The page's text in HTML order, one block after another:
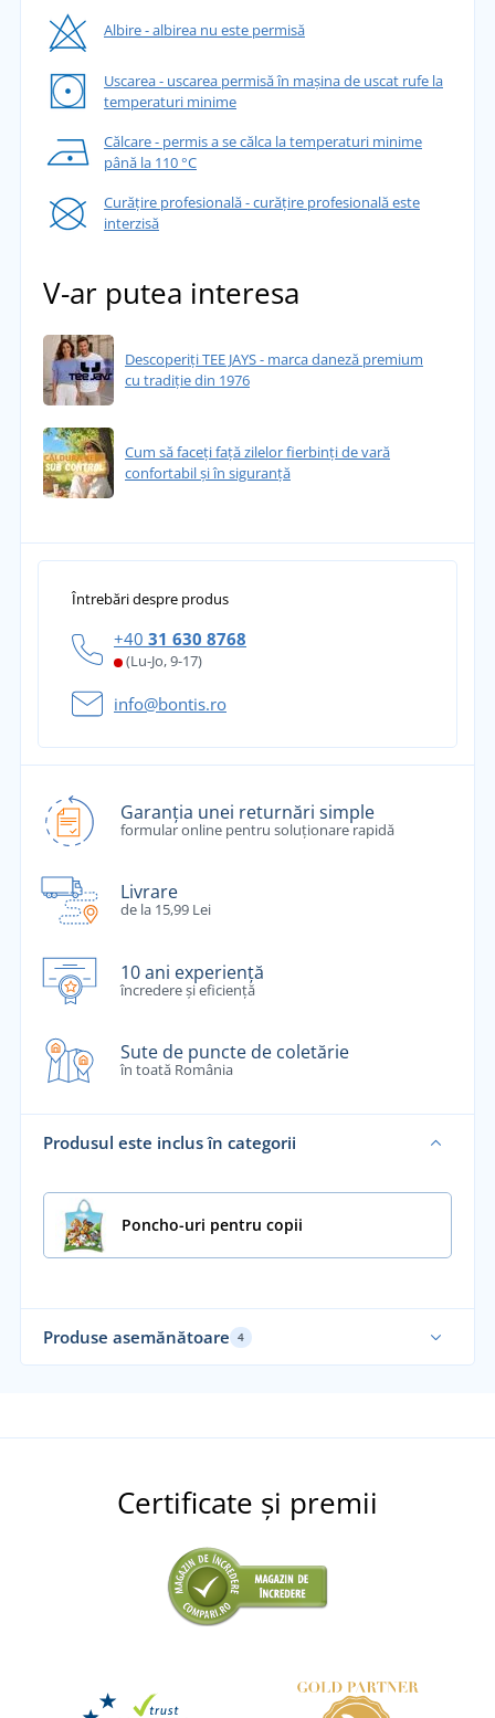
Albire - albirea nu este permisă
Uscarea - uscarea permisă în mașina de uscat rufe la
temperaturi minime
Călcare - permis a se călca la temperaturi minime
până la 110 °C
Curățire profesională - curățire profesională este
interzisă
V-ar putea interesa
Descoperiți TEE JAYS - marca daneză premium
cu tradiție din 1976
Cum să faceți față zilelor fierbinți de vară
confortabil și în siguranță
Întrebări despre produs
+40 31 630 8768
(Lu-Jo, 9-17)
info@bontis.ro
Garanția unei returnări simple
formular online pentru soluționare rapidă
Livrare
de la 15,99 Lei
10 ani experiență
încredere și eficiență
Sute de puncte de coletărie
în toată România
Produsul este inclus în categorii
Poncho-uri pentru copii
Produse asemănătoare 4
Certificate și premii